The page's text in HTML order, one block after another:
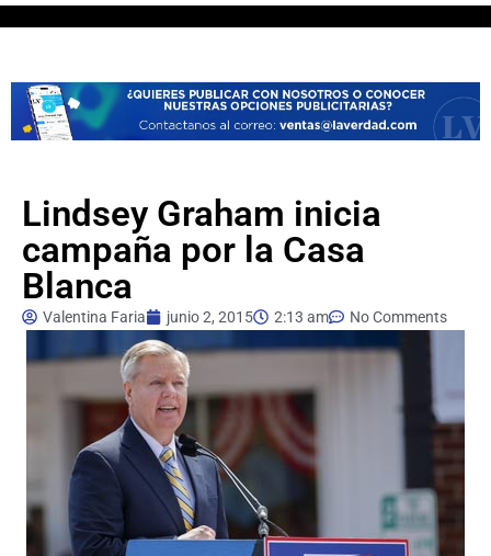
Lindsey Graham inicia
campaña por la Casa
Blanca
Valentina Faria junio 2, 2015 2:13 am No Comments